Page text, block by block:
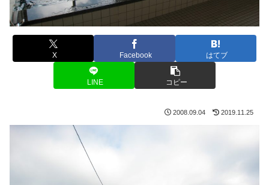
X Facebook はてブ
LINE コピー
2008.09.04 2019.11.25